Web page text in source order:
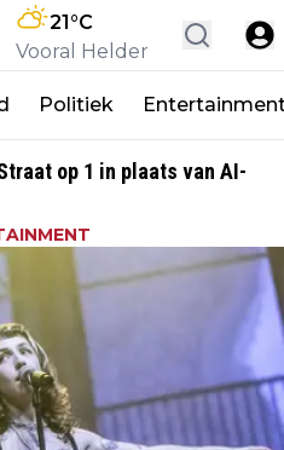
21°C
Vooral Helder
Politiek
op 1 in plaats van AI-